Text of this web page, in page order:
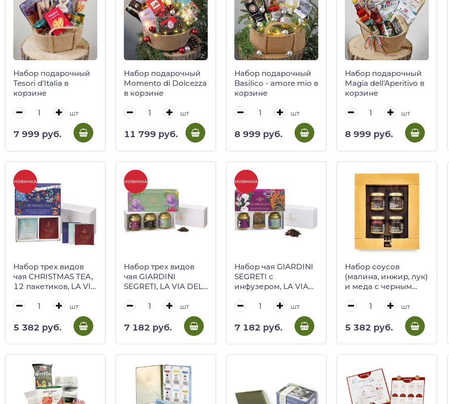
Набор подарочный
Tesori d'Italia в
корзине
шт
7 999 руб.
Набор подарочный
Momento di Dolcezza
в корзине
шт
11 799 руб.
Набор подарочный
Basilico - amore mio в
корзине
шт
8 999 руб.
Набор подарочный
Magia dell'Aperitivo в
корзине
шт
8 999 руб.
НОВИНКА
Набор трех видов
чая CHRISTMAS TEA,
12 пакетиков, LA VIA
(подарочная
шт
5 382 руб.
НОВИНКА
Набор трех видов
чая GIARDINI
SEGRETI, LA VIA DEL
подарочной
шт
7 182 руб.
НОВИНКА
Набор чая GIARDINI
SEGRETI с
инфузером, LA VIA
подарочной
шт
7 182 руб.
Набор соусов
(малина, инжир, лук)
и меда c черным
CALUGI, 160/500 г
шт
5 382 руб.